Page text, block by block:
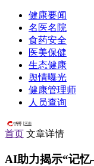
健康要闻
名医名院
食药安全
医美保健
生态健康
舆情曝光
健康管理师
人员查询
河南
首页 文章详情
AI助力揭示“记